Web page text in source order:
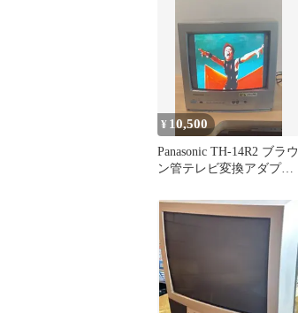
¥ 10,500
Panasonic TH-14R2 ブラウ
ン管テレビ変換アダプタ